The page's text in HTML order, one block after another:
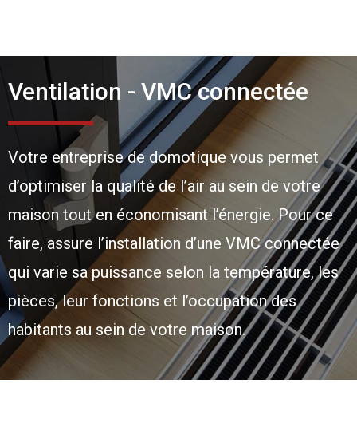
Ventilation - VMC connectée
Votre entreprise de domotique vous permet
d’optimiser la qualité de l’air au sein de votre
maison tout en économisant l’énergie. Pour ce
faire, assure l’installation d’une VMC connectée
qui varie sa puissance selon la température, les
pièces, leur fonctions et l’occupation des
habitants au sein de votre maison.